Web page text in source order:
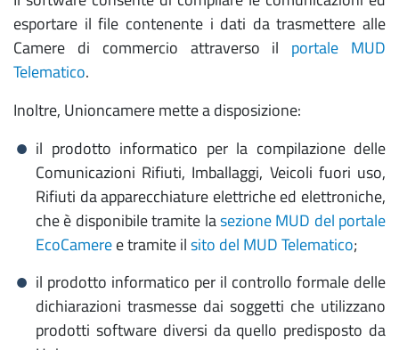
esportare il file contenente i dati da trasmettere alle
Camere di commercio attraverso il portale MUD
Telematico.
Inoltre, Unioncamere mette a disposizione:
il prodotto informatico per la compilazione delle
Comunicazioni Rifiuti, Imballaggi, Veicoli fuori uso,
Rifiuti da apparecchiature elettriche ed elettroniche,
che è disponibile tramite lasezione MUD del portale
EcoCameree tramite ilsito del MUD Telematico;
il prodotto informatico per il controllo formale delle
dichiarazioni trasmesse dai soggetti che utilizzano
prodotti software diversi da quello predisposto da